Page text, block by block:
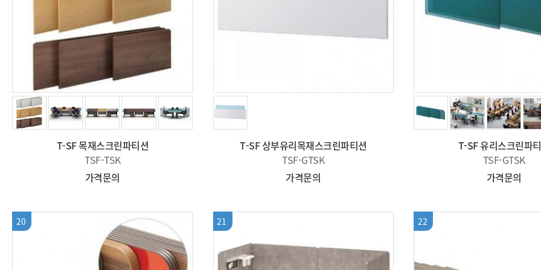
T-SF 목재스크린파티션
TSF-TSK
가격문의
T-SF 상부유리목재스크린파티션
TSF-GTSK
가격문의
T-SF 유리스크린파
TSF-GTSK
가격문의
20 21 22